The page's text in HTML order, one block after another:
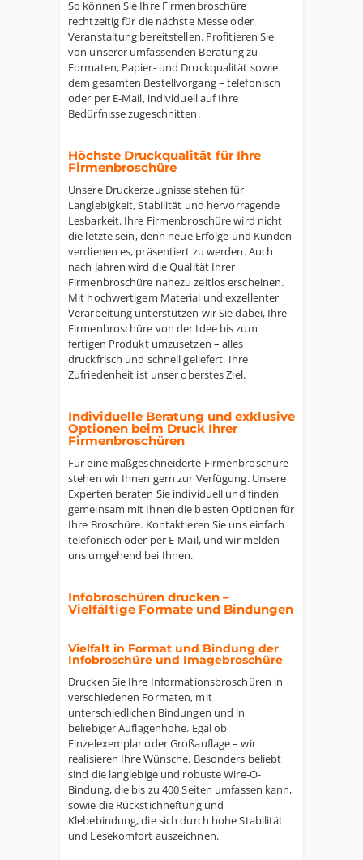
So können Sie Ihre Firmenbroschüre
rechtzeitig für die nächste Messe oder
Veranstaltung bereitstellen. Profitieren Sie
von unserer umfassenden Beratung zu
Formaten, Papier- und Druckqualität sowie
dem gesamten Bestellvorgang – telefonisch
oder per E-Mail, individuell auf Ihre
Bedürfnisse zugeschnitten.
Höchste Druckqualität für Ihre
Firmenbroschüre
Unsere Druckerzeugnisse stehen für
Langlebigkeit, Stabilität und hervorragende
Lesbarkeit. Ihre Firmenbroschüre wird nicht
die letzte sein, denn neue Erfolge und Kunden
verdienen es, präsentiert zu werden. Auch
nach Jahren wird die Qualität Ihrer
Firmenbroschüre nahezu zeitlos erscheinen.
Mit hochwertigem Material und exzellenter
Verarbeitung unterstützen wir Sie dabei, Ihre
Firmenbroschüre von der Idee bis zum
fertigen Produkt umzusetzen – alles
druckfrisch und schnell geliefert. Ihre
Zufriedenheit ist unser oberstes Ziel.
Individuelle Beratung und exklusive
Optionen beim Druck Ihrer
Firmenbroschüren
Für eine maßgeschneiderte Firmenbroschüre
stehen wir Ihnen gern zur Verfügung. Unsere
Experten beraten Sie individuell und finden
gemeinsam mit Ihnen die besten Optionen für
Ihre Broschüre. Kontaktieren Sie uns einfach
telefonisch oder per E-Mail, und wir melden
uns umgehend bei Ihnen.
Infobroschüren drucken –
Vielfältige Formate und Bindungen
Vielfalt in Format und Bindung der
Infobroschüre und Imagebroschüre
Drucken Sie Ihre Informationsbroschüren in
verschiedenen Formaten, mit
unterschiedlichen Bindungen und in
beliebiger Auflagenhöhe. Egal ob
Einzelexemplar oder Großauflage – wir
realisieren Ihre Wünsche. Besonders beliebt
sind die langlebige und robuste Wire-O-
Bindung, die bis zu 400 Seiten umfassen kann,
sowie die Rückstichheftung und
Klebebindung, die sich durch hohe Stabilität
und Lesekomfort auszeichnen.